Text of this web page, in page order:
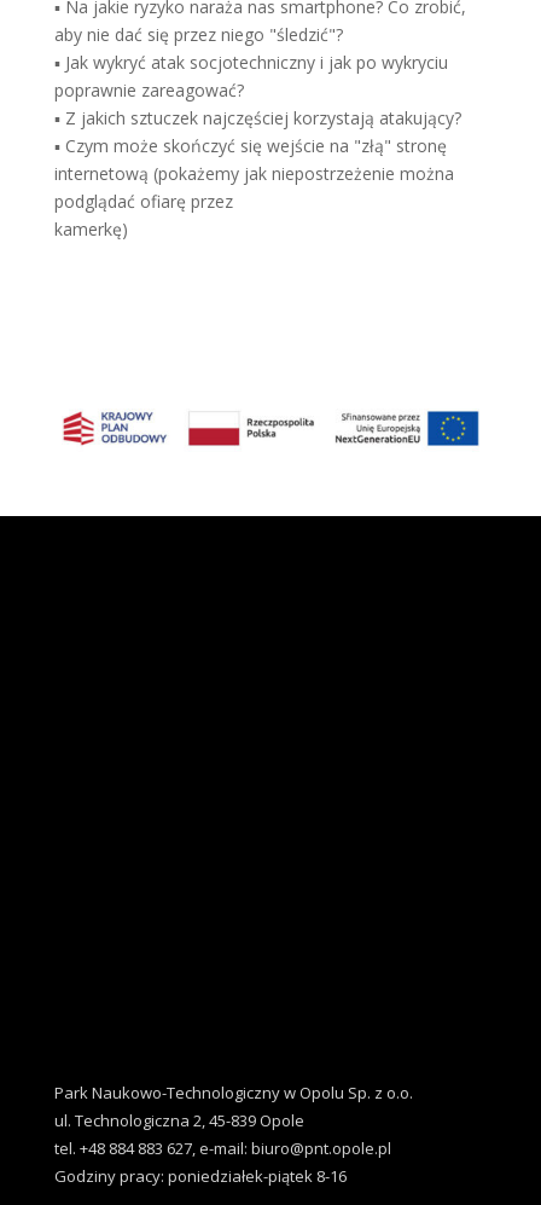
▪ Na jakie ryzyko naraża nas smartphone? Co zrobić,
aby nie dać się przez niego "śledzić"?
▪ Jak wykryć atak socjotechniczny i jak po wykryciu
poprawnie zareagować?
▪ Z jakich sztuczek najczęściej korzystają atakujący?
▪ Czym może skończyć się wejście na "złą" stronę
internetową (pokażemy jak niepostrzeżenie można
podglądać ofiarę przez
kamerkę)
Park Naukowo-Technologiczny w Opolu Sp. z o.o.
ul. Technologiczna 2, 45-839 Opole
tel. +48 884 883 627, e-mail: biuro@pnt.opole.pl
Godziny pracy: poniedziałek-piątek 8-16